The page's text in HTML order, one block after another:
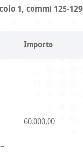
1, commi 125-129
Importo
60.000,00